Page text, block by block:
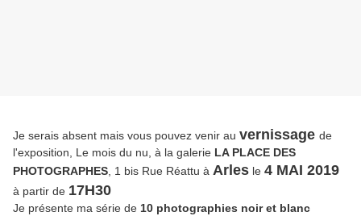
Je serais absent mais vous pouvez venir au vernissage de
l'exposition, Le mois du nu, à la galerie LA PLACE DES
PHOTOGRAPHES , 1 bis Rue Réattu à Arles le 4 MAI 2019
à partir de 17H30
Je présente ma série de 10 photographies noir et blanc